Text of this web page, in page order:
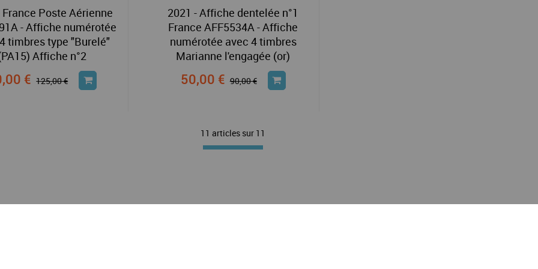
France Poste Aérienne
- Affiche numérotée
timbres type "Burelé"
Affiche n°2
€ 125,00 €
2021 - Affiche dentelée n°1
France AFF5534A - Affiche
numérotée avec 4 timbres
Marianne l'engagée (or)
50,00 € 90,00 €
11 articles sur 11